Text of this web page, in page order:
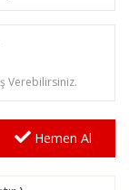
Verebilirsiniz.
Hemen Al